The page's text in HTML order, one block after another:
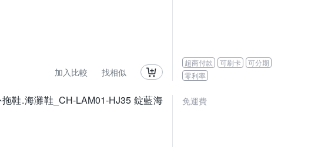
加入比較 找相似
超商付款 可刷卡
可分期
零利率
鞋.海灘鞋_CH-LAM01-HJ35 錠藍海 免運費